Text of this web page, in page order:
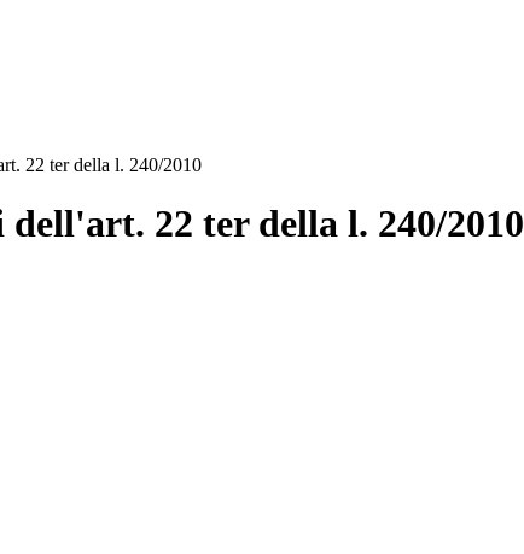
22 ter della l. 240/2010
22 ter della l. 240/2010